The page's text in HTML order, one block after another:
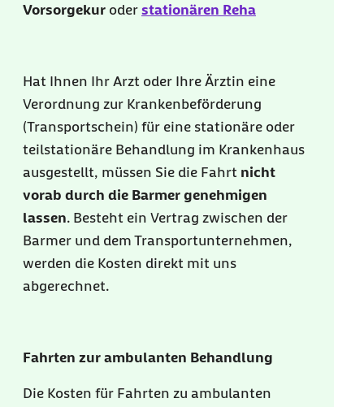
Vorsorgekuroder stationären Reha
Hat Ihnen Ihr Arzt oder Ihre Ärztin eine
Verordnung zur Krankenbeförderung
(Transportschein) für eine stationäre oder
teilstationäre Behandlung im Krankenhaus
ausgestellt, müssen Sie die Fahrt nicht
vorab durch die Barmer genehmigen
lassen. Besteht ein Vertrag zwischen der
Barmer und dem Transportunternehmen,
werden die Kosten direkt mit uns
abgerechnet.
Fahrten zur ambulanten Behandlung
Die Kosten für Fahrten zu ambulanten